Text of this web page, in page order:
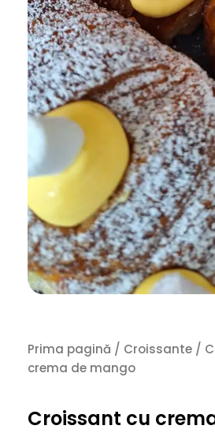
Prima pagină / Croissante/
crema de mango
Croissant cu